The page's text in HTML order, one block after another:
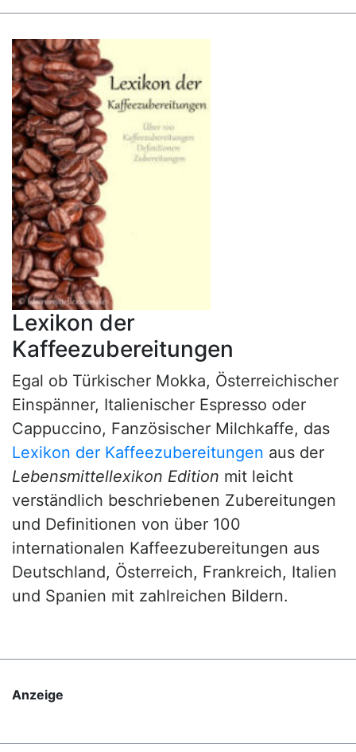
Lexikon der
Kaffeezubereitungen
Egal ob Türkischer Mokka, Österreichischer
Einspänner, Italienischer Espresso oder
Cappuccino, Fanzösischer Milchkaffe, das
Lexikon der Kaffeezubereitungen aus der
Lebensmittellexikon Edition mit leicht
verständlich beschriebenen Zubereitungen
und Definitionen von über 100
internationalen Kaffeezubereitungen aus
Deutschland, Österreich, Frankreich, Italien
und Spanien mit zahlreichen Bildern.
Anzeige